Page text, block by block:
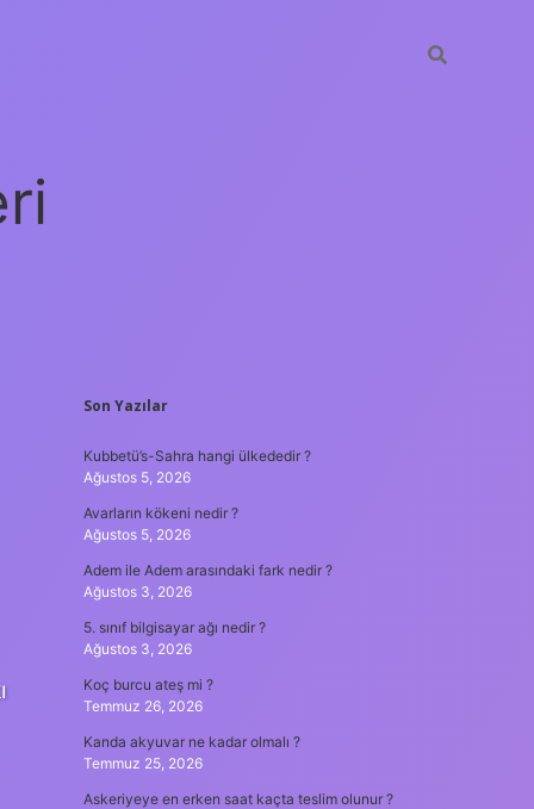
SIDEBAR
Son Yazılar
Kubbetü’s-Sahra hangi ülkededir ?
Ağustos 5, 2026
Avarların kökeni nedir ?
Ağustos 5, 2026
Adem ile Adem arasındaki fark nedir ?
Ağustos 3, 2026
5. sınıf bilgisayar ağı nedir ?
Ağustos 3, 2026
Koç burcu ateş mi ?
Temmuz 26, 2026
Kanda akyuvar ne kadar olmalı ?
Temmuz 25, 2026
Askeriyeye en erken saat kaçta teslim olunur ?